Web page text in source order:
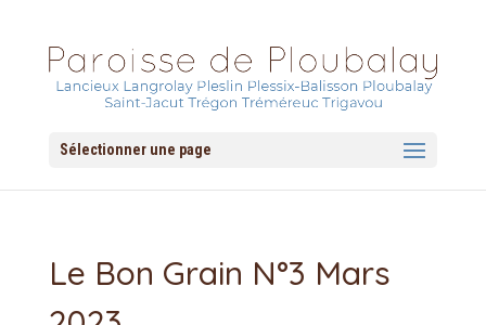
Sélectionner une page
Le Bon Grain N°3 Mars